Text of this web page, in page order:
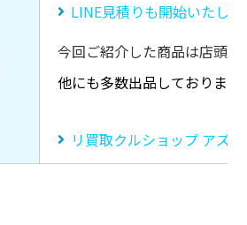
LINE見積りも開始いたし
今回ご紹介した商品は店頭
他にも多数出品しておりま
リ買取クルショップ アズ